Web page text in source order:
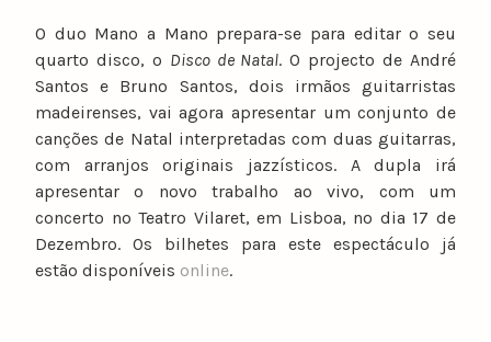
O duo Mano a Mano prepara-se para editar o seu
quarto disco, o Disco de Natal. O projecto de André
Santos e Bruno Santos, dois irmãos guitarristas
madeirenses, vai agora apresentar um conjunto de
canções de Natal interpretadas com duas guitarras,
com arranjos originais jazzísticos. A dupla irá
apresentar o novo trabalho ao vivo, com um
concerto no Teatro Vilaret, em Lisboa, no dia 17 de
Dezembro. Os bilhetes para este espectáculo já
estão disponíveis online.